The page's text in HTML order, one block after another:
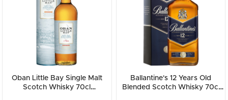
Oban Little Bay Single Malt
Scotch Whisky 70cl
Ballantine's 12 Years Old
Blended Scotch Whisky 70cl